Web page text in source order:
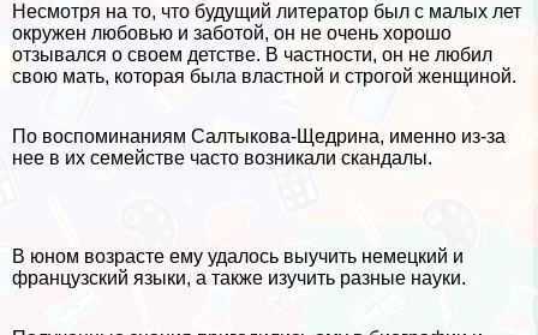
Несмотря на то, что будущий литератор был с малых лет
окружен любовью и заботой, он не очень хорошо
отзывался о своем детстве. В частности, он не любил
свою мать, которая была властной и строгой женщиной.
По воспоминаниям Салтыкова-Щедрина, именно из-за
нее в их семействе часто возникали скандалы.
В юном возрасте ему удалось выучить немецкий и
французский языки, а также изучить разные науки.